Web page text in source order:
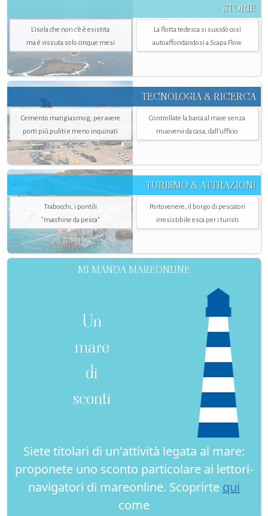
STORIE
L’isola che non c'è è esistita
ma è vissuta solo cinque mesi
La flotta tedesca si suicidò così
autoaffondandosi a Scapa Flow
TECNOLOGIA & RICERCA
Cemento mangiasmog, per avere
porti più puliti e meno inquinati
Controllate la barca al mare senza
muovervi da casa, dall’ufficio
TURISMO & ATTRAZIONI
Trabocchi, i pontili
"macchine da pesca"
Portovenere, il borgo di pescatori
irresistibile esca per i turisti
MI MANDA MAREONLINE
Un
mare
di
sconti
Siete titolari di un'attività legata al mare:
proponete uno sconto particolare ai lettori-
navigatori di mareonline. Scoprirte qui
come